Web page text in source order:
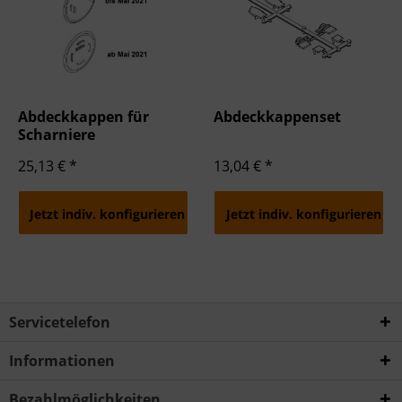
Abdeckkappen für
Scharniere
25,13 € *
Jetzt indiv. konfigurieren
Abdeckkappenset
13,04 € *
Jetzt indiv. konfigurieren
Servicetelefon
Informationen